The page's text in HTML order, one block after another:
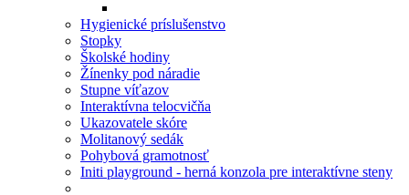
Hygienické príslušenstvo
Stopky
Školské hodiny
Žínenky pod náradie
Stupne víťazov
Interaktívna telocvičňa
Ukazovatele skóre
Molitanový sedák
Pohybová gramotnosť
Initi playground - herná konzola pre interaktívne steny